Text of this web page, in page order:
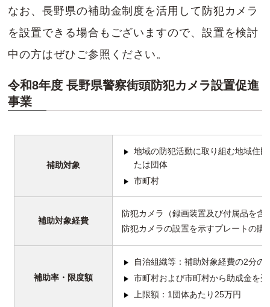
なお、長野県の補助金制度を活用して防犯カメラ
を設置できる場合もございますので、設置を検討
中の方はぜひご参照ください。
令和8年度 長野県警察街頭防犯カメラ設置促進
事業
補助対象
地域の防犯活動に取り組む地域住
たは団体
市町村
補助対象経費
防犯カメラ（録画装置及び付属品を含
防犯カメラの設置を示すプレートの購
補助率・限度額
自治組織等：補助対象経費の2分の
市町村および市町村から助成金を
上限額：1団体あたり25万円